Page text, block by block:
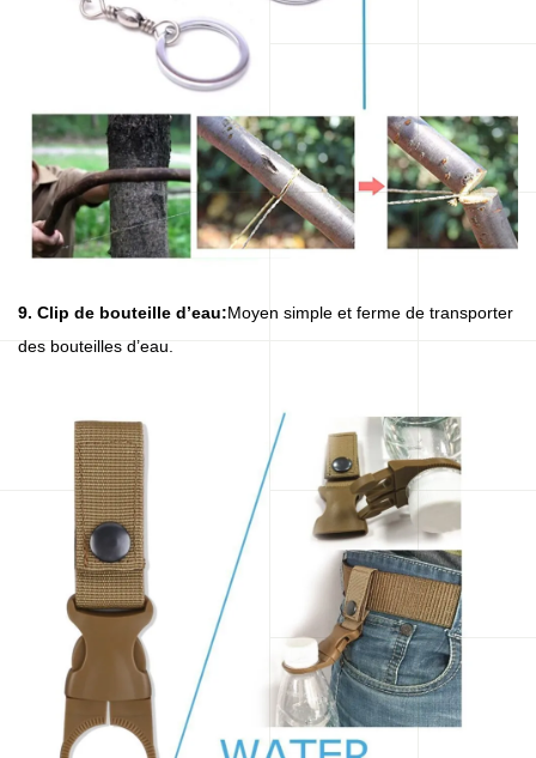
9. Clip de bouteille d’eau:Moyen simple et ferme de transporter
des bouteilles d’eau.